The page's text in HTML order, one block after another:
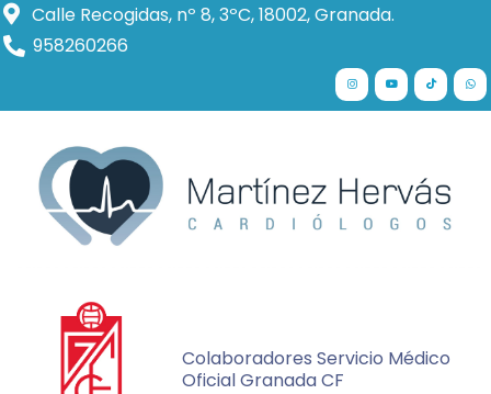
Calle Recogidas, nº 8, 3ºC, 18002, Granada.
958260266
Colaboradores Servicio Médico
Oficial Granada CF